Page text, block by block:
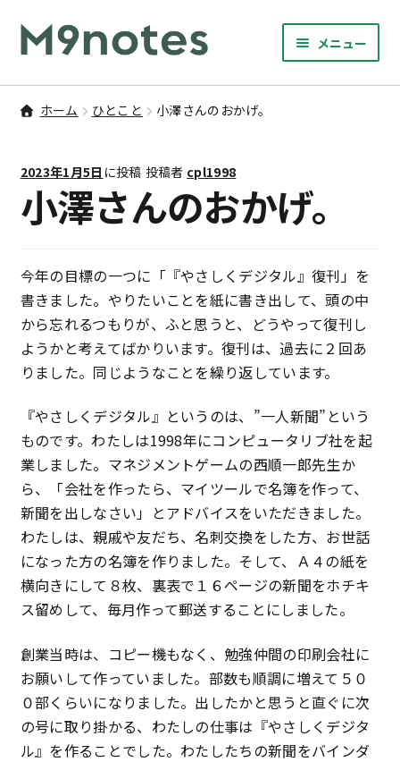
ナ
ビ
ゲ
ー
ン
へ
ス
ッ
プ
コ
ン
テ
ン
ス
キ
ッ
メニュー
9マスノート
サ
展
開
研修
ュ
ー
を
展
開
お問い合わせ
アカウント
ご利用案内
特定商取引法に基づく表記
プライバシーポリシー
ホーム ひとこと 小澤さんのおかげ。
2023年1月5日 に投稿 投稿者 cpl1998
小澤さんのおかげ。
今年の目標の一つに「『やさしくデジタル』復刊」を
書きました。やりたいことを紙に書き出して、頭の中
から忘れるつもりが、ふと思うと、どうやって復刊し
ようかと考えてばかりいます。復刊は、過去に２回あ
りました。同じようなことを繰り返しています。
『やさしくデジタル』というのは、”一人新聞”という
ものです。わたしは1998年にコンピュータリブ社を起
業しました。マネジメントゲームの西順一郎先生か
ら、「会社を作ったら、マイツールで名簿を作って、
新聞を出しなさい」とアドバイスをいただきました。
わたしは、親戚や友だち、名刺交換をした方、お世話
になった方の名簿を作りました。そして、Ａ４の紙を
横向きにして８枚、裏表で１６ページの新聞をホチキ
ス留めして、毎月作って郵送することにしました。
創業当時は、コピー機もなく、勉強仲間の印刷会社に
お願いして作っていました。部数も順調に増えて５０
０部くらいになりました。出したかと思うと直ぐに次
の号に取り掛かる、わたしの仕事は『やさしくデジタ
ル』を作ることでした。わたしたちの新聞をバインダ